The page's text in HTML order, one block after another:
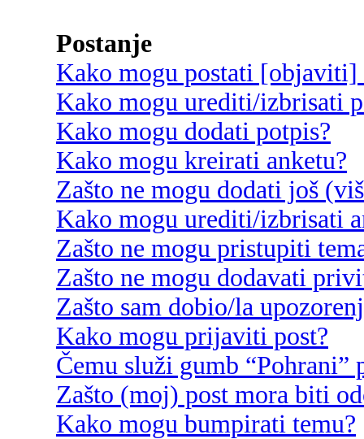
Postanje
Kako mogu postati [objaviti]
Kako mogu urediti/izbrisati
Kako mogu dodati potpis?
Kako mogu kreirati anketu?
Zašto ne mogu dodati još
Kako mogu urediti/izbrisati
Zašto ne mogu pristupiti
Zašto ne mogu dodavati
Zašto sam dobio/la
Kako mogu prijaviti post?
Čemu služi gumb
Zašto (moj) post mora biti
Kako mogu bumpirati temu?